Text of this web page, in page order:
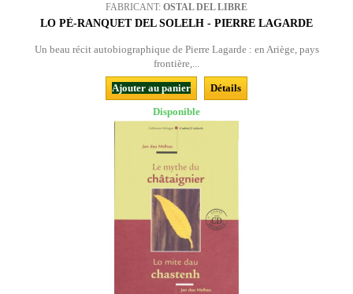
FABRICANT: OSTAL DEL LIBRE
LO PÈ-RANQUET DEL SOLELH - PIERRE LAGARDE
Un beau récit autobiographique de Pierre Lagarde : en Ariège, pays
frontière,...
Ajouter au panier
Détails
Disponible